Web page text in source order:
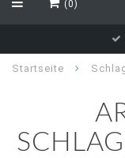
(0)
Startseite